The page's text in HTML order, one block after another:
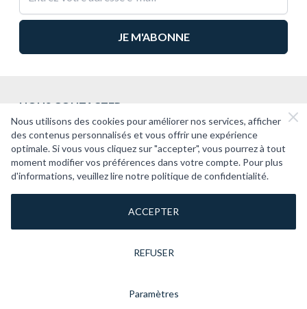
Nous utilisons des cookies pour améliorer nos services, afficher
des contenus personnalisés et vous offrir une expérience
optimale. Si vous vous cliquez sur "accepter", vous pourrez à tout
moment modifier vos préférences dans votre compte. Pour plus
d'informations, veuillez lire notre politique de confidentialité.
ACCEPTER
REFUSER
Paramètres
NOUS CONTACTER
2CV PASSION
SUPPORT